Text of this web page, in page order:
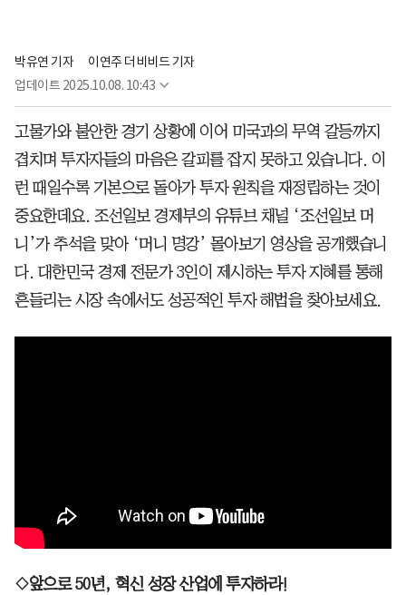
박유연 기자
이연주 더비비드 기자
업데이트 2025.10.08. 10:43
고물가와 불안한 경기 상황에 이어 미국과의 무역 갈등까지
겹치며 투자자들의 마음은 갈피를 잡지 못하고 있습니다. 이
런 때일수록 기본으로 돌아가 투자 원칙을 재정립하는 것이
중요한데요. 조선일보 경제부의 유튜브 채널 ‘조선일보 머
니’가 추석을 맞아 ‘머니 명강’ 몰아보기 영상을 공개했습니
다. 대한민국 경제 전문가 3인이 제시하는 투자 지혜를 통해
흔들리는 시장 속에서도 성공적인 투자 해법을 찾아보세요.
◇앞으로 50년, 혁신 성장 산업에 투자하라!